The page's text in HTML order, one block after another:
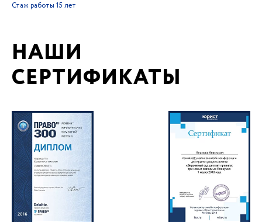
Стаж работы 15 лет
НАШИ
СЕРТИФИКАТЫ